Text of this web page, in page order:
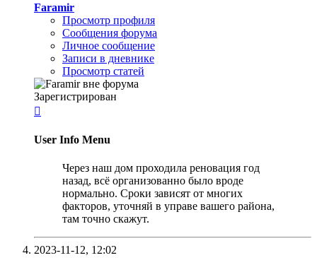
Faramir
Просмотр профиля
Сообщения форума
Личное сообщение
Записи в дневнике
Просмотр статей
Зарегистрирован

User Info Menu
Через наш дом проходила реновация год
назад, всё организованно было вроде
нормально. Сроки зависят от многих
факторов, уточняй в управе вашего района,
там точно скажут.
2023-11-12, 12:02